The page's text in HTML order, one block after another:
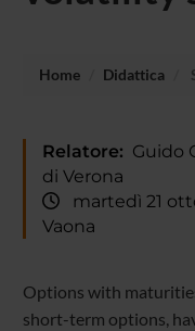
Home Didattica
Relatore: Guido
di Verona
martedì 21
Vaona
Options with
short-term options,